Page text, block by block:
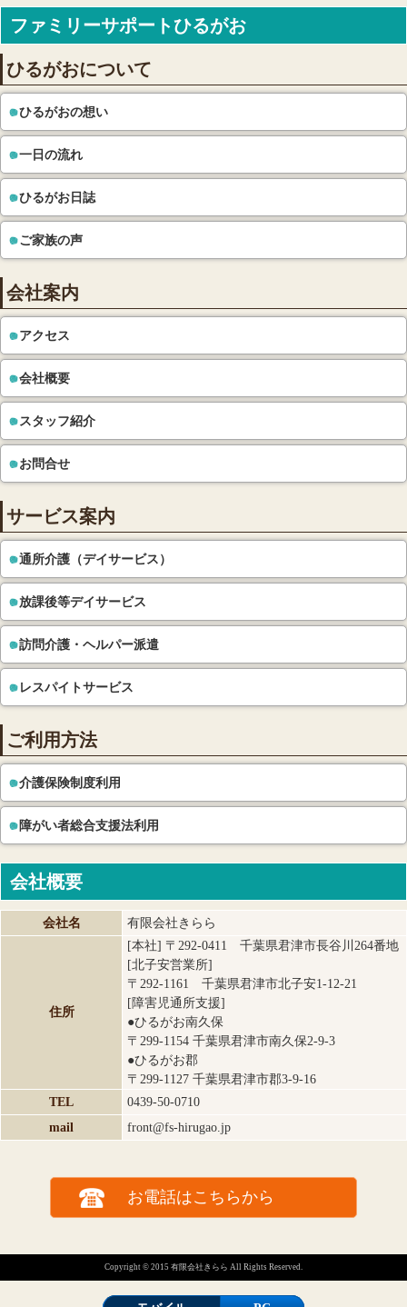
ファミリーサポートひるがお
ひるがおについて
ひるがおの想い
一日の流れ
ひるがお日誌
ご家族の声
会社案内
アクセス
会社概要
スタッフ紹介
お問合せ
サービス案内
通所介護（デイサービス）
放課後等デイサービス
訪問介護・ヘルパー派遣
レスパイトサービス
ご利用方法
介護保険制度利用
障がい者総合支援法利用
会社概要
会社名 有限会社きらら
住所
[本社] 〒292-0411 千葉県君津市長谷川264番地
[北子安営業所]
〒292-1161 千葉県君津市北子安1-12-21
[障害児通所支援]
●ひるがお南久保
〒299-1154 千葉県君津市南久保2-9-3
●ひるがお郡
〒299-1127 千葉県君津市郡3-9-16
TEL
0439-50-0710
mail
front@fs-hirugao.jp
お電話はこちらから
Copyright © 2015 有限会社きらら All Rights Reserved.